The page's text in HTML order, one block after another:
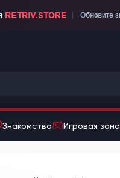
Знакомства Игровая зона